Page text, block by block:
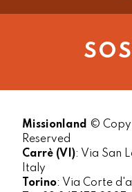
Missionland ©
Reserved
Carrè (VI): Via San
Italy
Torino: Via Corte